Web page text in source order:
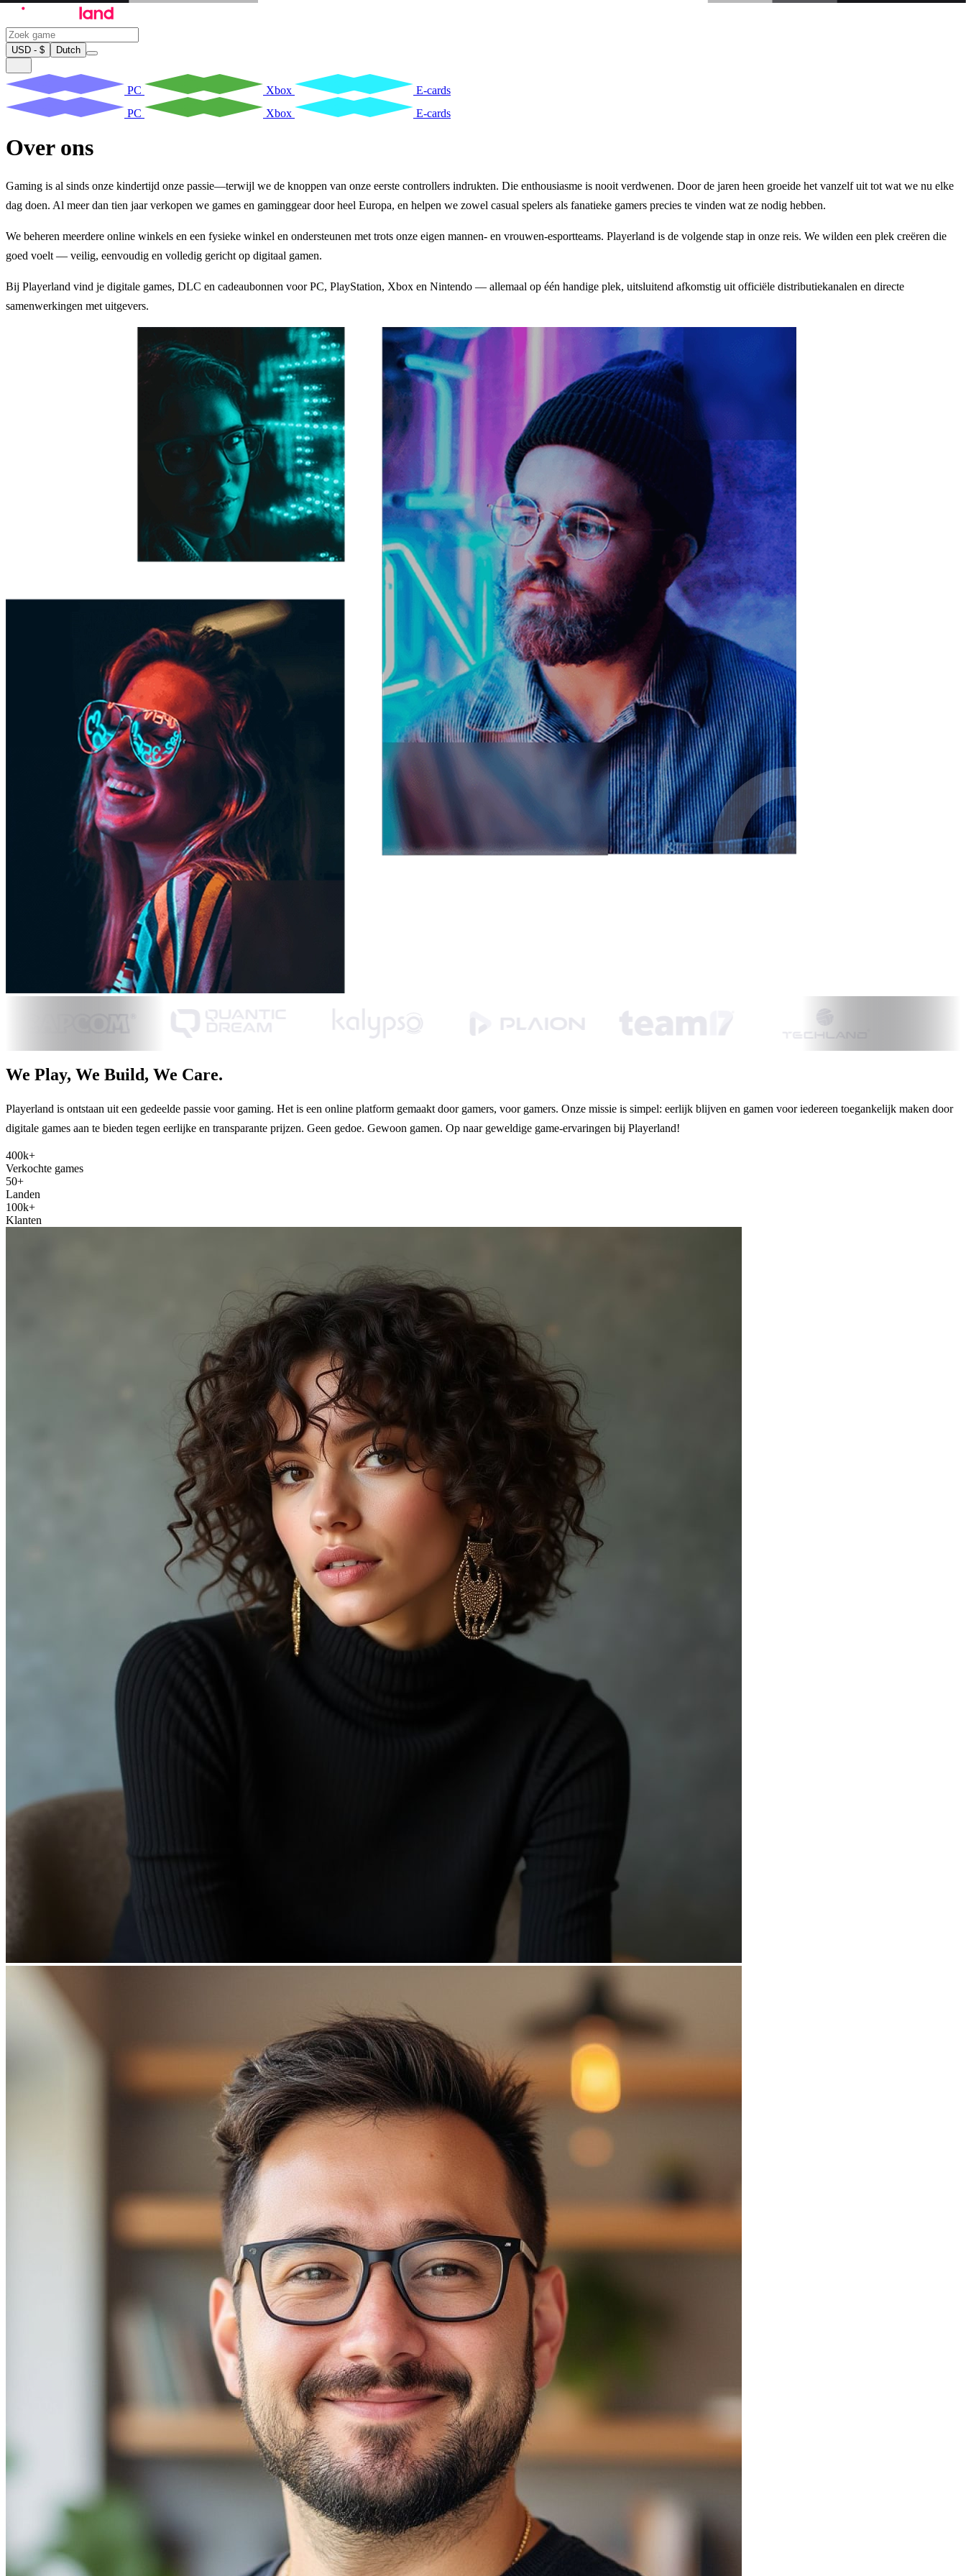
USD - $ Dutch
PC Xbox
E-cards
PC
Xbox E-cards
Over ons
Gaming is al sinds onze kindertijd onze passie—terwijl we de knoppen van onze eerste controllers indrukten. Die enthousiasme is nooit verdwenen. Door de jaren heen groeide het vanzelf uit tot wat we nu elke
dag doen. Al meer dan tien jaar verkopen we games en gaminggear door heel Europa, en helpen we zowel casual spelers als fanatieke gamers precies te vinden wat ze nodig hebben.
We beheren meerdere online winkels en een fysieke winkel en ondersteunen met trots onze eigen mannen- en vrouwen-esportteams. Playerland is de volgende stap in onze reis. We wilden een plek creëren die
goed voelt — veilig, eenvoudig en volledig gericht op digitaal gamen.
Bij Playerland vind je digitale games, DLC en cadeaubonnen voor PC, PlayStation, Xbox en Nintendo — allemaal op één handige plek, uitsluitend afkomstig uit officiële distributiekanalen en directe
samenwerkingen met uitgevers.
We Play, We Build, We Care.
Playerland is ontstaan uit een gedeelde passie voor gaming. Het is een online platform gemaakt door gamers, voor gamers. Onze missie is simpel: eerlijk blijven en gamen voor iedereen toegankelijk maken door
digitale games aan te bieden tegen eerlijke en transparante prijzen. Geen gedoe. Gewoon gamen. Op naar geweldige game-ervaringen bij Playerland!
400k+
Verkochte games
50+
Landen
100k+
Klanten